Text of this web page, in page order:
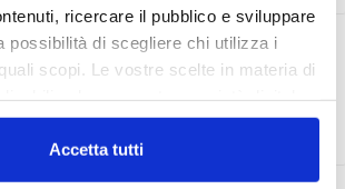
ricercare il pubblico e sviluppare
possibilità di scegliere chi utilizza i
scopi. Le vostre scelte in materia di
le vostre scelte. È possibile
il proprio consenso in qualsiasi
sui cookie o facendo clic
Accetta tutti
LABORATORIO UNI CEI EN
ISO/IEC 17025